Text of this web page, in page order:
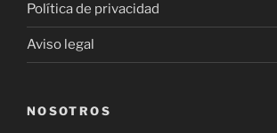
Política de privacidad
Aviso legal
NOSOTROS